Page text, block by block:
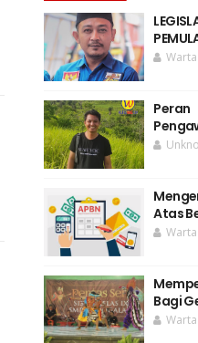
Atas
Bagi